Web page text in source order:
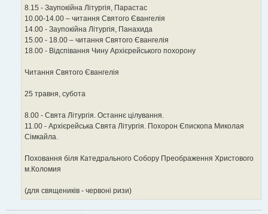
8.15 - Заупокійна Літургія, Парастас
10.00-14.00 – читання Святого Євангелія
14.00 - Заупокійна Літургія, Панахида
15.00 - 18.00 – читання Святого Євангелія
18.00 - Відспівання Чину Архієрейського похорону
Читання Святого Євангелія
25 травня, субота
8.00 - Свята Літургія. Останнє цілування.
11.00 - Архієрейська Свята Літургія. Похорон Єпископа Миколая
Сімкайла.
Поховання біля Катедрального Собору Преображення Христового
м.Коломия
(для священиків - червоні ризи)